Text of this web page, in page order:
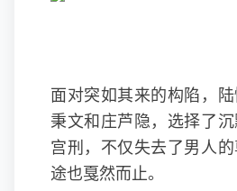
面对突如其来的构陷，
秉文和庄芦隐，选择了
宫刑，不仅失去了男人
途也戛然而止。